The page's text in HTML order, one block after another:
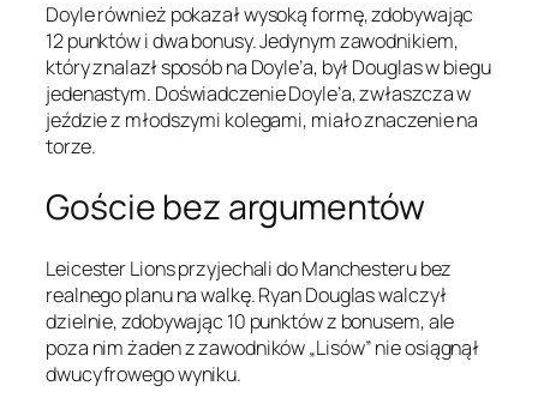
Doyle również pokazał wysoką formę, zdobywając
12 punktów i dwa bonusy. Jedynym zawodnikiem,
który znalazł sposób na Doyle’a, był Douglas w biegu
jedenastym. Doświadczenie Doyle’a, zwłaszcza w
jeździe z młodszymi kolegami, miało znaczenie na
torze.
Goście bez argumentów
Leicester Lions przyjechali do Manchesteru bez
realnego planu na walkę. Ryan Douglas walczył
dzielnie, zdobywając 10 punktów z bonusem, ale
poza nim żaden z zawodników „Lisów” nie osiągnął
dwucyfrowego wyniku.